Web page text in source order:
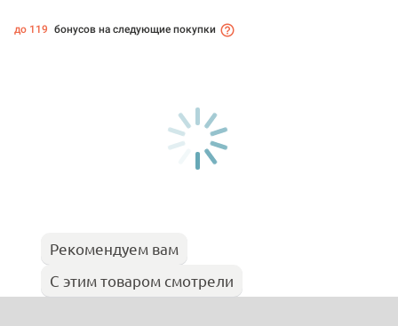
до 119 бонусов на следующие покупки
Рекомендуем вам
С этим товаром смотрели